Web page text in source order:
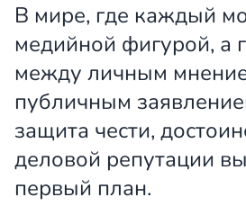
В мире, где каждый
медийной фигурой, а
между личным
публичным
защита чести,
деловой репутации
первый план.